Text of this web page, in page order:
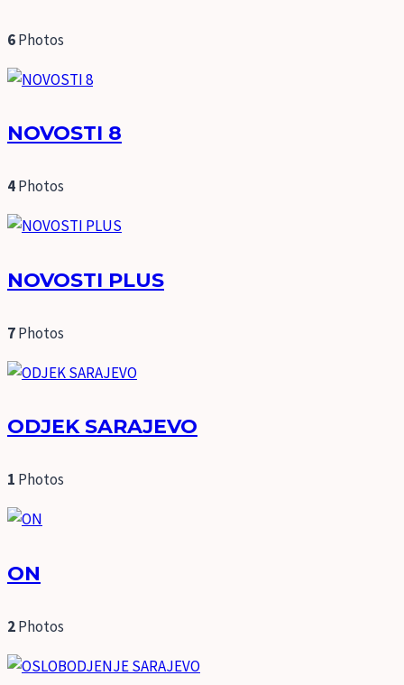
6Photos
NOVOSTI 8
4Photos
NOVOSTI PLUS
7Photos
ODJEK SARAJEVO
1 Photos
ON
2Photos